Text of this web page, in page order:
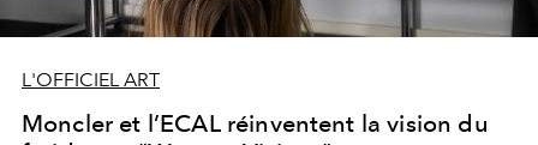
L'OFFICIEL ART
Moncler et l’ECAL réinventent la vision du